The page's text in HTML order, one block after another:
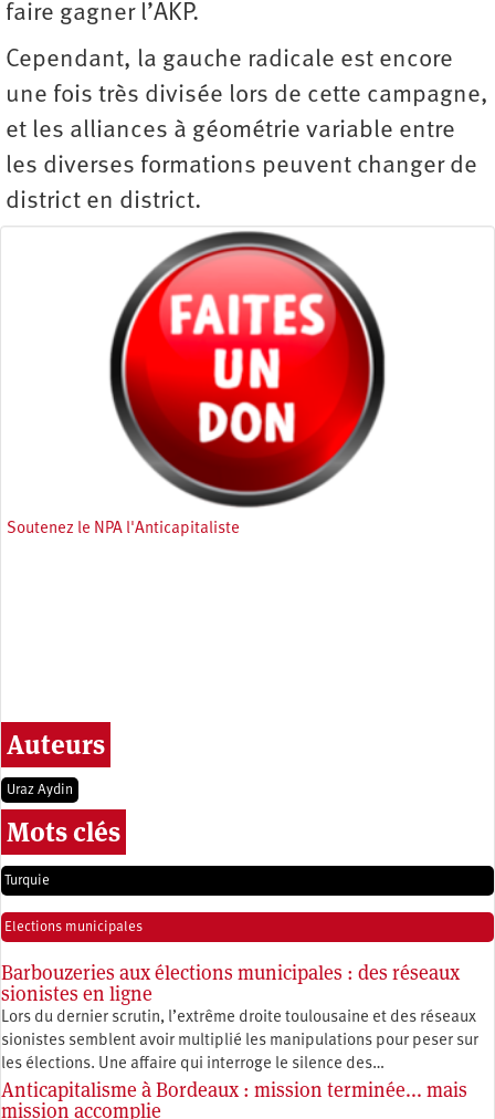
faire gagner l’AKP.
Cependant, la gauche radicale est encore
une fois très divisée lors de cette campagne,
et les alliances à géométrie variable entre
les diverses formations peuvent changer de
district en district.
Soutenez le NPA l'Anticapitaliste
Auteurs
Uraz Aydin
Mots clés
Turquie
Elections municipales
Barbouzeries aux élections municipales : des réseaux
sionistes en ligne
Lors du dernier scrutin, l’extrême droite toulousaine et des réseaux
sionistes semblent avoir multiplié les manipulations pour peser sur
les élections. Une affaire qui interroge le silence des…
Anticapitalisme à Bordeaux : mission terminée... mais
mission accomplie